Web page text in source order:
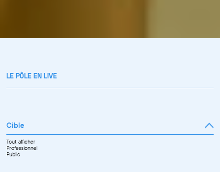
LE PÔLE EN LIVE
Cible
Tout afficher
Professionnel
Public